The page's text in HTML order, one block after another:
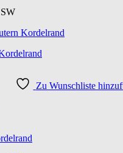
Kordelrand
Zu Wunschliste